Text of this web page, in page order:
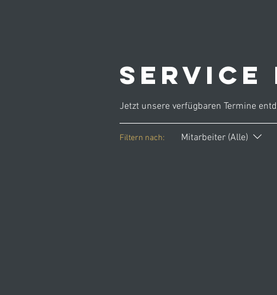
Service
Jetzt unsere verfügbaren Termine
Filtern nach: Mitarbeiter (Alle)